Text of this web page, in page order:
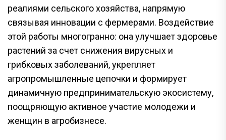
реалиями сельского хозяйства, напрямую
связывая инновации с фермерами. Воздействие
этой работы многогранно: она улучшает здоровье
растений за счет снижения вирусных и
грибковых заболеваний, укрепляет
агропромышленные цепочки и формирует
динамичную предпринимательскую экосистему,
поощряющую активное участие молодежи и
женщин в агробизнесе.